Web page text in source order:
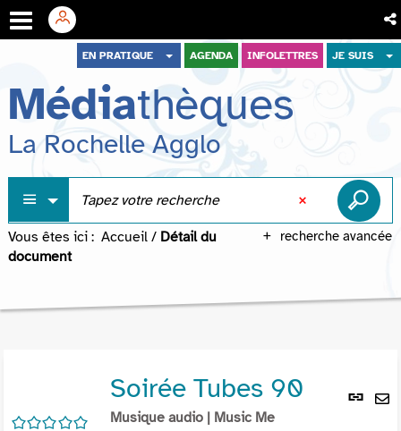
menu
contenu
recherche
EN PRATIQUE AGENDA INFOLETTRES JE SUIS
Médiathèques
La Rochelle Agglo
recherche avancée
Vous êtes ici : Accueil / Détail du
document
Lien
/5
Soirée Tubes 90
Musique audio | Music Me